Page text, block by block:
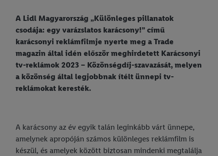
Adatkezelési tájékoztató
Adatvédelmi tájékoztató közösségi média felületekhez
Sütiszabályzat
Ügyfélszolgálat adatkezelési tájékoztatója
Digitális ajándékkártya - Adatkezelési tájékoztató
A Lidl Magyarország „Különleges pillanatok
csodája: egy varázslatos karácsony!” című
karácsonyi reklámfilmje nyerte meg a Trade
magazin által idén először meghirdetett Karácsonyi
tv-reklámok 2023 – Közönségdíj-szavazását, melyen
a közönség által legjobbnak ítélt ünnepi tv-
reklámokat keresték.
A karácsony az év egyik talán leginkább várt ünnepe,
amelynek apropóján számos különleges reklámfilm is
készül, és amelyek között biztosan mindenki megtalálja